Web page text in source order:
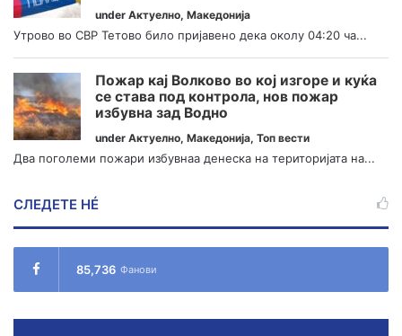
under Актуелно, Македонија
Утрово во СВР Тетово било пријавено дека околу 04:20 ча...
Пожар кај Волково во кој изгоре и куќа
се става под контрола, нов пожар
избувна зад Водно
under Актуелно, Македонија, Топ вести
Два поголеми пожари избувнаа денеска на територијата на...
СЛЕДЕТЕ НÉ
85,736 Фанови